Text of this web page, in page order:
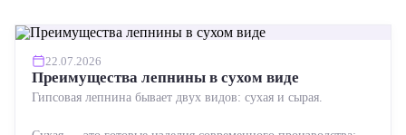
22.07.2026
Преимущества лепнины в сухом виде
Гипсовая лепнина бывает двух видов: сухая и сырая.